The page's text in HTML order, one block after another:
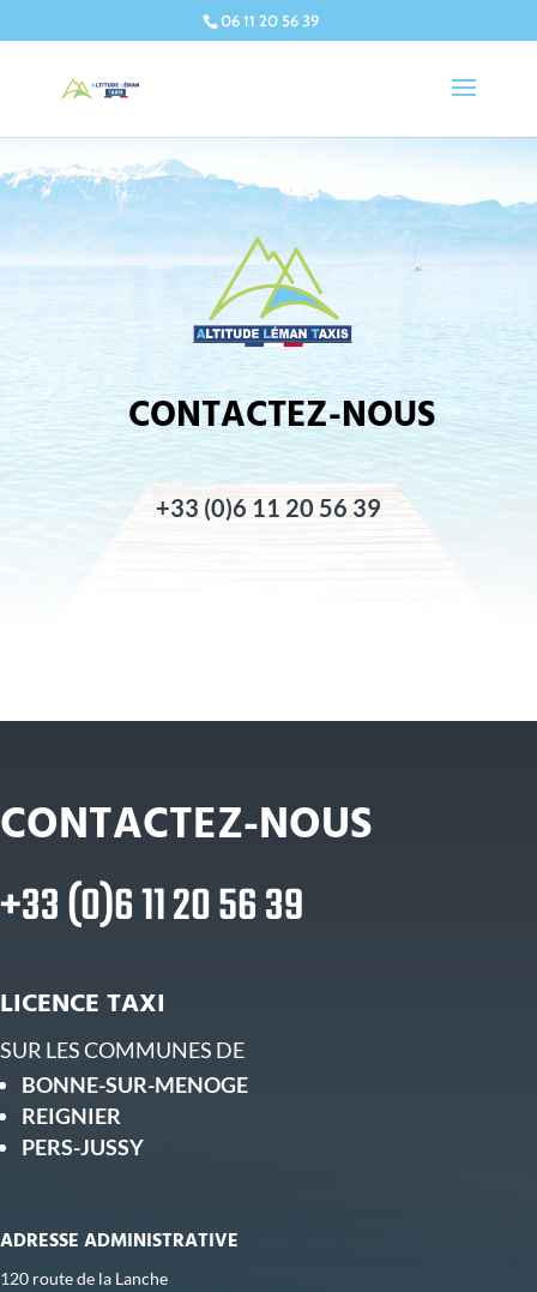
06 11 20 56 39
CONTACTEZ-NOUS
+33 (0)6 11 20 56 39
CONTACTEZ-NOUS
+33 (0)6 11 20 56 39
LICENCE TAXI
SUR LES COMMUNES DE
BONNE-SUR-MENOGE
REIGNIER
PERS-JUSSY
ADRESSE ADMINISTRATIVE
120 route de la Lanche